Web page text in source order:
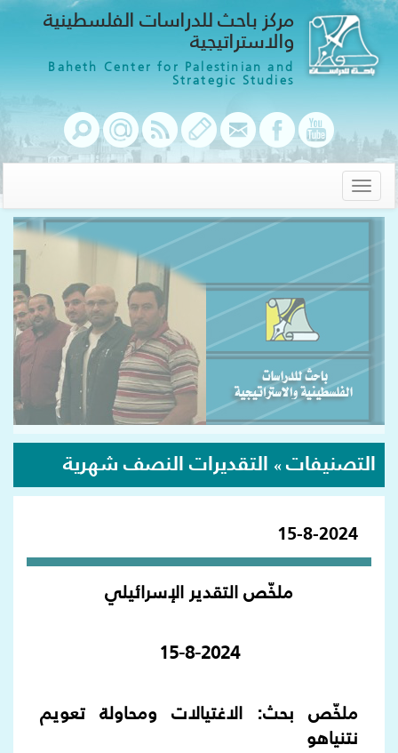
مركز باحث للدراسات الفلسطينية
والاستراتيجية
Baheth Center for Palestinian and
Strategic Studies
Toggle
navigation
التصنيفات » التقديرات النصف شهرية
15-8-2024
ملخّص التقدير الإسرائيلي
15-8-2024
ملخّص بحث: الاغتيالات ومحاولة تعويم
نتنياهو